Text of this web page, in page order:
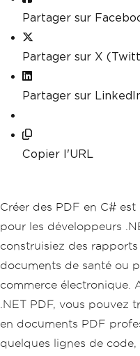
Partager sur
Partager sur X
Partager sur
Copier l'URL
Créer des PDF en C# est
pour les développeurs
construisiez des
documents de santé ou
commerce électronique.
.NET PDF, vous pouvez
en documents PDF
quelques lignes de